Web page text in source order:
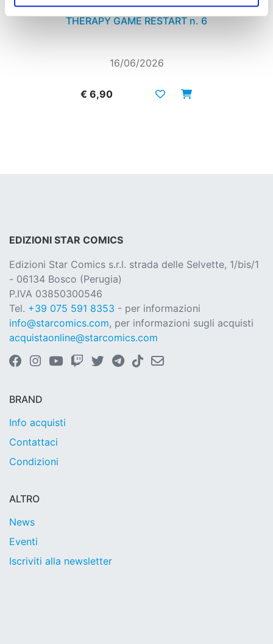
THERAPY GAME RESTART n. 6
16/06/2026
€ 6,90
EDIZIONI STAR COMICS
Edizioni Star Comics s.r.l. strada delle Selvette, 1/bis/1
- 06134 Bosco (Perugia)
P.IVA 03850300546
Tel. +39 075 591 8353 - per informazioni
info@starcomics.com, per informazioni sugli acquisti
acquistaonline@starcomics.com
BRAND
Info acquisti
Contattaci
Condizioni
ALTRO
News
Eventi
Iscriviti alla newsletter